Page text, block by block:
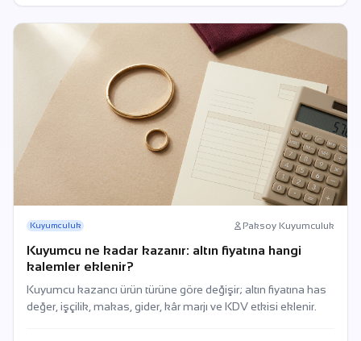
Kuyumculuk Paksoy Kuyumculuk
Kuyumcu ne kadar kazanır: altın fiyatına hangi
kalemler eklenir?
Kuyumcu kazancı ürün türüne göre değişir; altın fiyatına has
değer, işçilik, makas, gider, kâr marjı ve KDV etkisi eklenir.